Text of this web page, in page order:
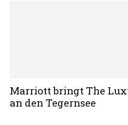
Marriott bringt The
an den Tegernsee